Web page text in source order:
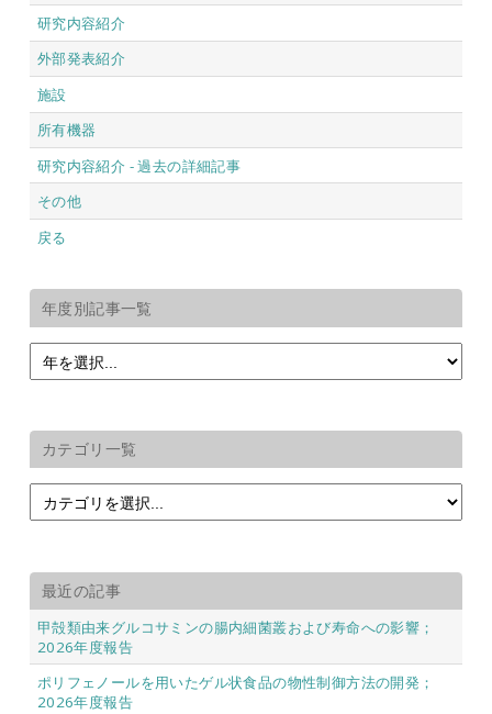
研究内容紹介
外部発表紹介
施設
所有機器
研究内容紹介 - 過去の詳細記事
その他
戻る
年度別記事一覧
カテゴリ一覧
最近の記事
甲殻類由来グルコサミンの腸内細菌叢および寿命への影響；
2026年度報告
ポリフェノールを用いたゲル状食品の物性制御方法の開発；
2026年度報告